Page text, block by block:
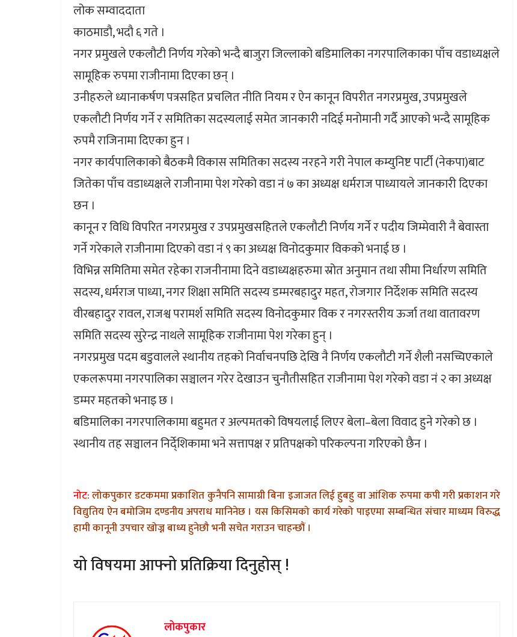
लोक सम्वाददाता
काठमाडौ, भदौ ६ गते ।
नगर प्रमुखले एकलौटी निर्णय गरेको भन्दै बाजुरा जिल्लाको बडिमालिका नगरपालिकाका पाँच वडाध्यक्षले
सामूहिक रुपमा राजीनामा दिएका छन् ।
उनीहरुले ध्यानाकर्षण पत्रसहित प्रचलित नीति नियम र ऐन कानून विपरीत नगरप्रमुख, उपप्रमुखले
एकलौटी निर्णय गर्ने र समितिका सदस्यलाई समेत जानकारी नदिई मनोमानी गर्दै आएको भन्दै सामूहिक
रुपमै राजिनामा दिएका हुन ।
नगर कार्यपालिकाको बैठकमै विकास समितिका सदस्य नरहने गरी नेपाल कम्युनिष्ट पार्टी (नेकपा)बाट
जितेका पाँच वडाध्यक्षले राजीनामा पेश गरेको वडा नं ७ का अध्यक्ष धर्मराज पाध्यायले जानकारी दिएका
छन ।
कानून र विधि विपरित नगरप्रमुख र उपप्रमुखसहितले एकलौटी निर्णय गर्ने र पदीय जिम्मेवारी नै बेवास्ता
गर्ने गरेकाले राजीनामा दिएको वडा नं ९ का अध्यक्ष विनोदकुमार विकको भनाई छ ।
विभिन्न समितिमा समेत रहेका राजनीनामा दिने वडाध्यक्षहरुमा स्रोत अनुमान तथा सीमा निर्धारण समिति
सदस्य, धर्मराज पाध्या, नगर शिक्षा समिति सदस्य डम्मरबहादुर महत, रोजगार निर्देशक समिति सदस्य
वीरबहादुर रावल, राजश्व परामर्श समिति सदस्य विनोदकुमार विक र नगरस्तरीय ऊर्जा तथा वातावरण
समिति सदस्य सुरेन्द्र नाथले सामूहिक राजीनामा पेश गरेका हुन् ।
नगरप्रमुख पदम बडुवालले स्थानीय तहको निर्वाचनपछि देखि नै निर्णय एकलौटी गर्ने शैली नसच्चिएकाले
एकलरूपमा नगरपालिका सञ्चालन गरेर देखाउन चुनौतीसहित राजीनामा पेश गरेको वडा नं २ का अध्यक्ष
डम्मर महतको भनाइ छ ।
बडिमालिका नगरपालिकामा बहुमत र अल्पमतको विषयलाई लिएर बेला–बेला विवाद हुने गरेको छ ।
स्थानीय तह सञ्चालन निर्दे्शिकामा भने सत्तापक्ष र प्रतिपक्षको परिकल्पना गरिएको छैन ।
नोट:लोकपुकार डटकममा प्रकाशित कुनैपनि सामाग्री बिना इजाजत लिई हुबहु वा आंशिक रुपमा कपी गरी प्रकाशन गरे
विद्युतिय ऐन बमोजिम दण्डनीय अपराध मानिनेछ । यस किसिमको कार्य गरेको पाइएमा सम्बन्धित संचार माध्यम विरुद्ध
हामी कानूनी उपचार खोज्न बाध्य हुनेछौ भनी सचेत गराउन चाहन्छौं ।
यो विषयमा आफ्नो प्रतिक्रिया दिनुहोस् !
लोकपुकार